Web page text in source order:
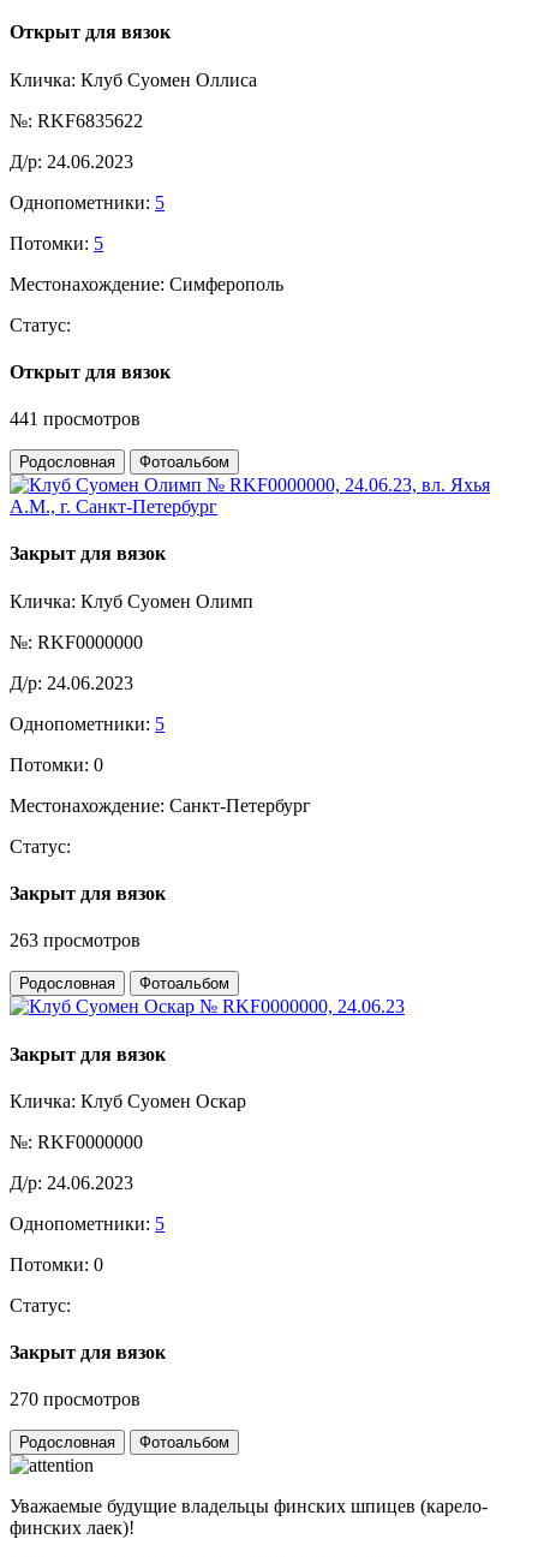
Открыт для вязок
Кличка: Клуб Суомен Оллиса
№: RKF6835622
Д/р: 24.06.2023
Однопометники: 5
Потомки: 5
Местонахождение: Симферополь
Статус:
Открыт для вязок
441 просмотров
Родословная Фотоальбом
Закрыт для вязок
Кличка: Клуб Суомен Олимп
№: RKF0000000
Д/р: 24.06.2023
Однопометники: 5
Потомки: 0
Местонахождение: Санкт-Петербург
Статус:
Закрыт для вязок
263 просмотров
Родословная Фотоальбом
Закрыт для вязок
Кличка: Клуб Суомен Оскар
№: RKF0000000
Д/р: 24.06.2023
Однопометники: 5
Потомки: 0
Статус:
Закрыт для вязок
270 просмотров
Родословная Фотоальбом
Уважаемые будущие владельцы финских шпицев (карело-
финских лаек)!